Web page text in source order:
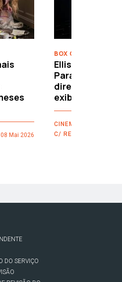
08 Mai 2026
BOX OFFICE
Ellison leva o
directamente
exibidores
CINEMAX - RTP
C/ REUTERS
DO SERVIÇO